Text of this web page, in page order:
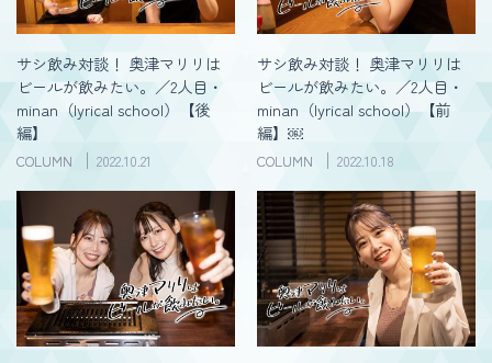
サシ飲み対談！ 奥津マリリは
ビールが飲みたい。／2人目・
minan（lyrical school）【後
編】
COLUMN 2022.10.21
サシ飲み対談！ 奥津マリリは
ビールが飲みたい。／2人目・
minan（lyrical school）【前
編】￼
COLUMN 2022.10.18